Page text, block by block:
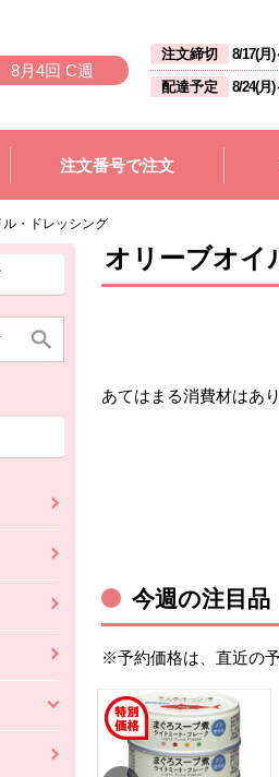
8月4回 C週
注文締切 8/17(月)
配達予定
8/24(月)
注文番号で注文
・ドレッシング
です。
。
です。
。 オリーブオイ
あてはまる消費材はあ
今週の注目品
※予約価格は、直近の